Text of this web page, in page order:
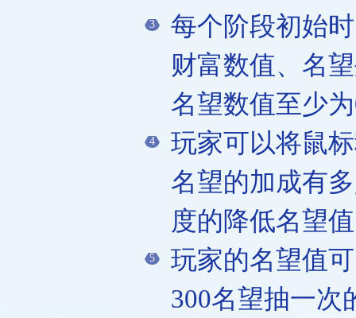
3
每个阶段初始
财富数值、名
名望数值至少
4
玩家可以将鼠
名望的加成有
度的降低名望
5
玩家的名望值
300名望抽一次